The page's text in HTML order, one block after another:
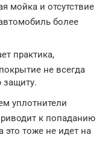
мойка и отсутствие
более
практика,
не всегда
защиту.
уплотнители
к попаданию
это тоже не идет на